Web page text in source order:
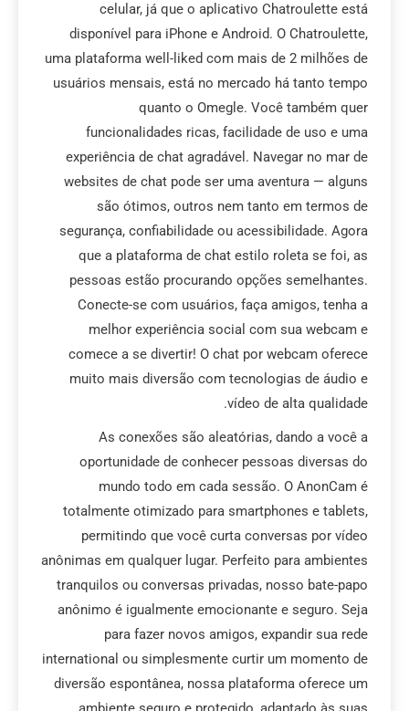
celular, já que o aplicativo Chatroulette está
disponível para iPhone e Android. O Chatroulette,
uma plataforma well-liked com mais de 2 milhões de
usuários mensais, está no mercado há tanto tempo
quanto o Omegle. Você também quer
funcionalidades ricas, facilidade de uso e uma
experiência de chat agradável. Navegar no mar de
websites de chat pode ser uma aventura — alguns
são ótimos, outros nem tanto em termos de
segurança, confiabilidade ou acessibilidade. Agora
que a plataforma de chat estilo roleta se foi, as
pessoas estão procurando opções semelhantes.
Conecte-se com usuários, faça amigos, tenha a
melhor experiência social com sua webcam e
comece a se divertir! O chat por webcam oferece
muito mais diversão com tecnologias de áudio e
vídeo de alta qualidade.
As conexões são aleatórias, dando a você a
oportunidade de conhecer pessoas diversas do
mundo todo em cada sessão. O AnonCam é
totalmente otimizado para smartphones e tablets,
permitindo que você curta conversas por vídeo
anônimas em qualquer lugar. Perfeito para ambientes
tranquilos ou conversas privadas, nosso bate-papo
anônimo é igualmente emocionante e seguro. Seja
para fazer novos amigos, expandir sua rede
international ou simplesmente curtir um momento de
diversão espontânea, nossa plataforma oferece um